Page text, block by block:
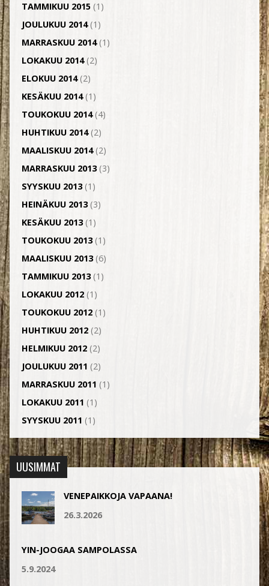
TAMMIKUU 2015(1)
JOULUKUU 2014(1)
MARRASKUU 2014(1)
LOKAKUU 2014(2)
ELOKUU 2014(2)
KESÄKUU 2014(1)
TOUKOKUU 2014(4)
HUHTIKUU 2014(2)
MAALISKUU 2014(2)
MARRASKUU 2013(3)
SYYSKUU 2013(1)
HEINÄKUU 2013(3)
KESÄKUU 2013(1)
TOUKOKUU 2013(1)
MAALISKUU 2013(6)
TAMMIKUU 2013(1)
LOKAKUU 2012(1)
TOUKOKUU 2012(1)
HUHTIKUU 2012(2)
HELMIKUU 2012(2)
JOULUKUU 2011 (2)
MARRASKUU 2011 (1)
LOKAKUU 2011 (1)
SYYSKUU 2011 (1)
UUSIMMAT
VENEPAIKKOJA VAPAANA!
26.3.2026
YIN-JOOGAA SAMPOLASSA
5.9.2024